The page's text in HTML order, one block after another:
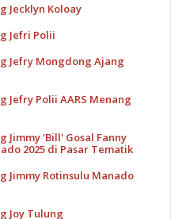
Jecklyn Koloay
Jefri Polii
Jefry Mongdong Ajang
Jefry Polii AARS Menang
Jimmy 'Bill' Gosal Fanny
2025 di Pasar Tematik
Jimmy Rotinsulu Manado
Joy Tulung